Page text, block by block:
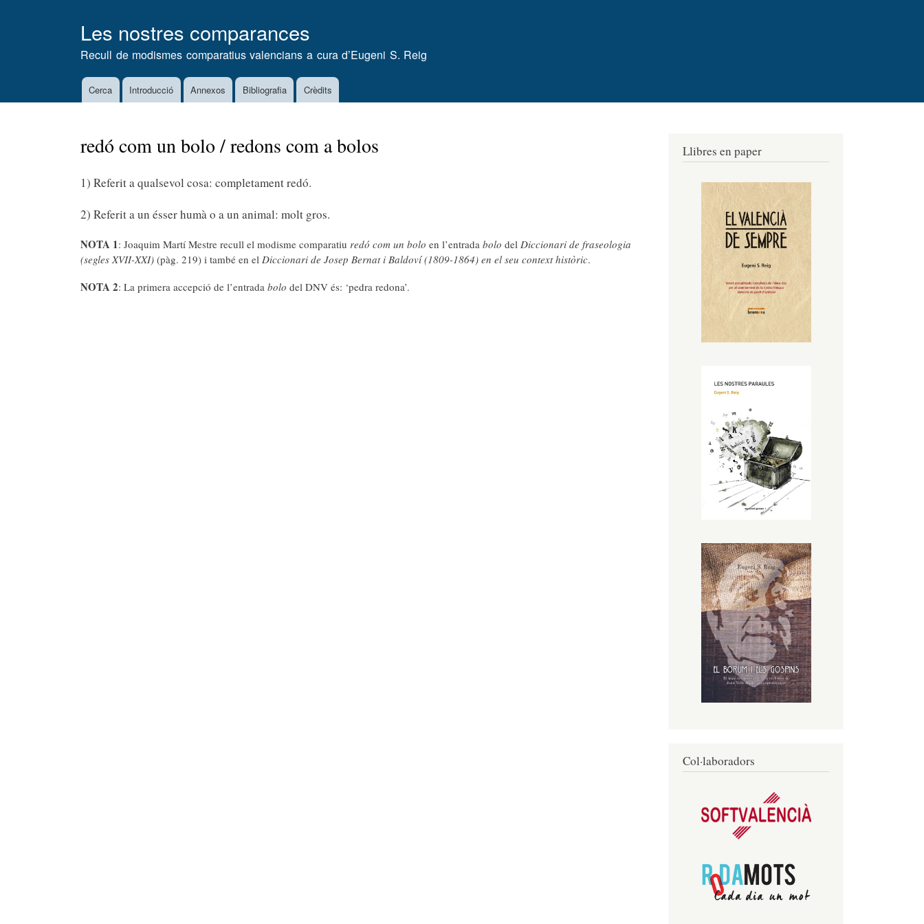
Les nostres comparances
Recull de modismes comparatius valencians a cura d’Eugeni S. Reig
MainCerca Introducció Annexos Bibliografia Crèdits
redó com un bolo / redons com a bolos
1) Referit a qualsevol cosa: completament redó.
2) Referit a un ésser humà o a un animal: molt gros.
NOTA 1: Joaquim Martí Mestre recull el modisme comparatiu redó com un bolo en l’entrada bolo del Diccionari de fraseologia
(segles XVII-XXI) (pàg. 219) i també en el Diccionari de Josep Bernat i Baldoví (1809-1864) en el seu context històric.
NOTA 2: La primera accepció de l’entrada bolo del DNV és: ‘pedra redona’.
Llibres en paper
Col·laboradors